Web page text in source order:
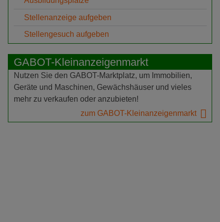
Stellenanzeige aufgeben
Stellengesuch aufgeben
GABOT-Kleinanzeigenmarkt
Nutzen Sie den GABOT-Marktplatz, um Immobilien,
Geräte und Maschinen, Gewächshäuser und vieles
mehr zu verkaufen oder anzubieten!
zum GABOT-Kleinanzeigenmarkt